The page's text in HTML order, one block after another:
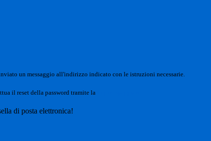
un messaggio all'indirizzo indicato con le istruzioni necessarie.
il reset della password tramite la
di posta elettronica!